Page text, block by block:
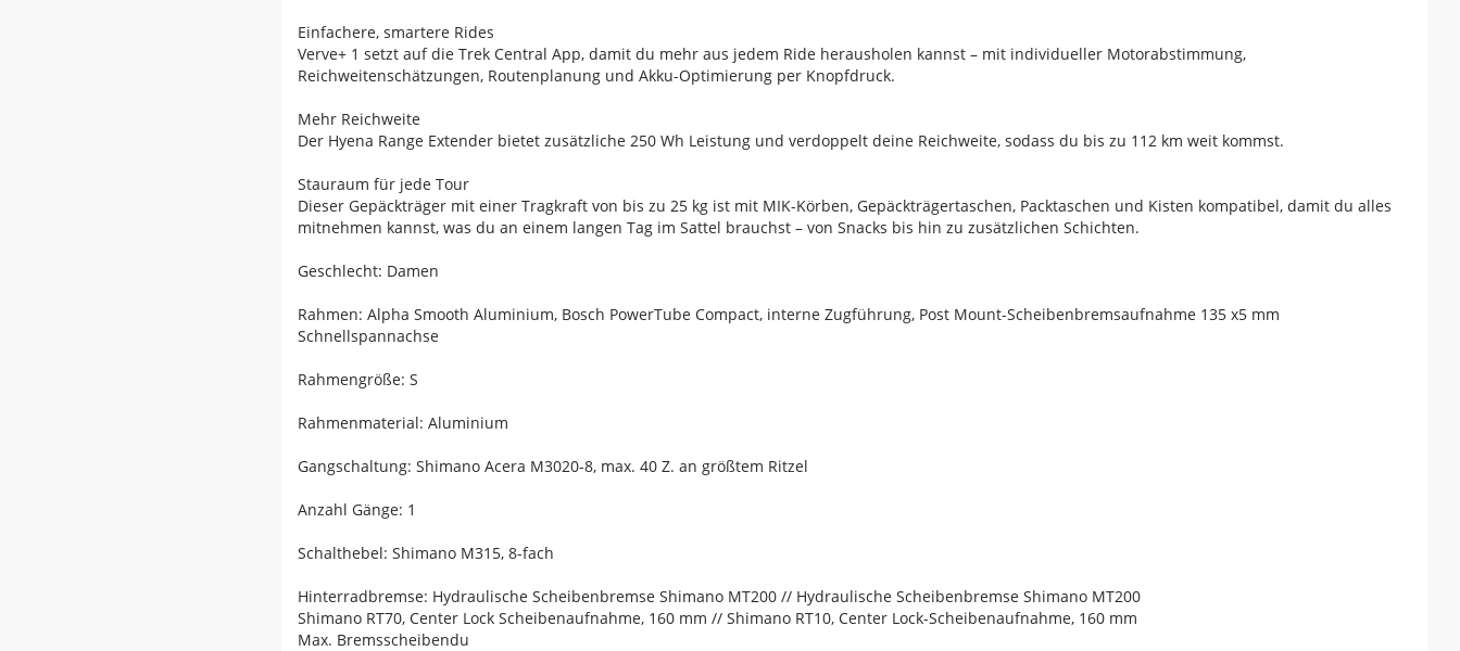
Einfachere, smartere Rides
Verve+ 1 setzt auf die Trek Central App, damit du mehr aus jedem Ride herausholen kannst – mit individueller Motorabstimmung,
Reichweitenschätzungen, Routenplanung und Akku-Optimierung per Knopfdruck.
Mehr Reichweite
Der Hyena Range Extender bietet zusätzliche 250 Wh Leistung und verdoppelt deine Reichweite, sodass du bis zu 112 km weit kommst.
Stauraum für jede Tour
Dieser Gepäckträger mit einer Tragkraft von bis zu 25 kg ist mit MIK-Körben, Gepäckträgertaschen, Packtaschen und Kisten kompatibel, damit du alles
mitnehmen kannst, was du an einem langen Tag im Sattel brauchst – von Snacks bis hin zu zusätzlichen Schichten.
Geschlecht: Damen
Rahmen: Alpha Smooth Aluminium, Bosch PowerTube Compact, interne Zugführung, Post Mount-Scheibenbremsaufnahme 135 x5 mm
Schnellspannachse
Rahmengröße: S
Rahmenmaterial: Aluminium
Gangschaltung: Shimano Acera M3020-8, max. 40 Z. an größtem Ritzel
Anzahl Gänge: 1
Schalthebel: Shimano M315, 8-fach
Hinterradbremse: Hydraulische Scheibenbremse Shimano MT200 // Hydraulische Scheibenbremse Shimano MT200
Shimano RT70, Center Lock Scheibenaufnahme, 160 mm // Shimano RT10, Center Lock-Scheibenaufnahme, 160 mm
Max. Bremsscheibendu